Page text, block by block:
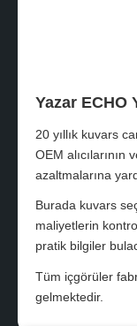
Yazar ECHO
20 yıllık kuvars
OEM
azaltmalarına
Burada kuvars
maliyetlerin
pratik bilgiler
Tüm içgörüler
gelmektedir.